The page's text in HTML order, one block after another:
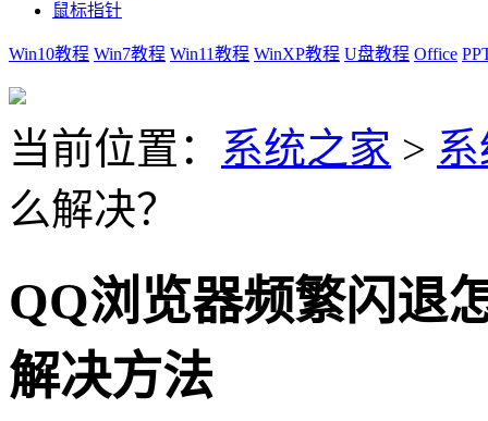
鼠标指针
Win10教程 Win7教程 Win11教程 WinXP教程 U盘教程 Office
当前位置： 系统之家 >
么解决？
QQ浏览器频繁闪退
解决方法